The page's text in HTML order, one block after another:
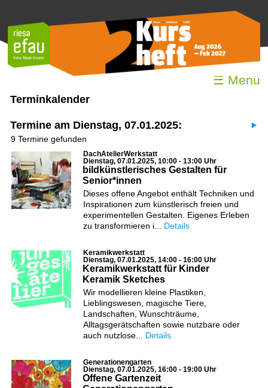
☰ Menü
Terminkalender
Termine am Dienstag, 07.01.2025:
9 Termine gefunden
DachAtelierWerkstatt
Dienstag, 07.01.2025, 10:00 - 13:00 Uhr
bildkünstlerisches Gestalten für
Senior*innen
Dieses offene Angebot enthält Techniken und
Inspirationen zum künstlerisch freien und
experimentellen Gestalten. Eigenes Erleben
zu transformieren i... Details
Keramikwerkstatt
Dienstag, 07.01.2025, 14:00 - 16:00 Uhr
Keramikwerkstatt für Kinder
Keramik Sketches
Wir modellieren kleine Plastiken,
Lieblingswesen, magische Tiere,
Landschaften, Wunschträume,
Alltagsgerätschaften sowie nutzbare oder
auch nutzlose... Details
Generationengarten
Dienstag, 07.01.2025, 16:00 - 19:00 Uhr
Offene Gartenzeit